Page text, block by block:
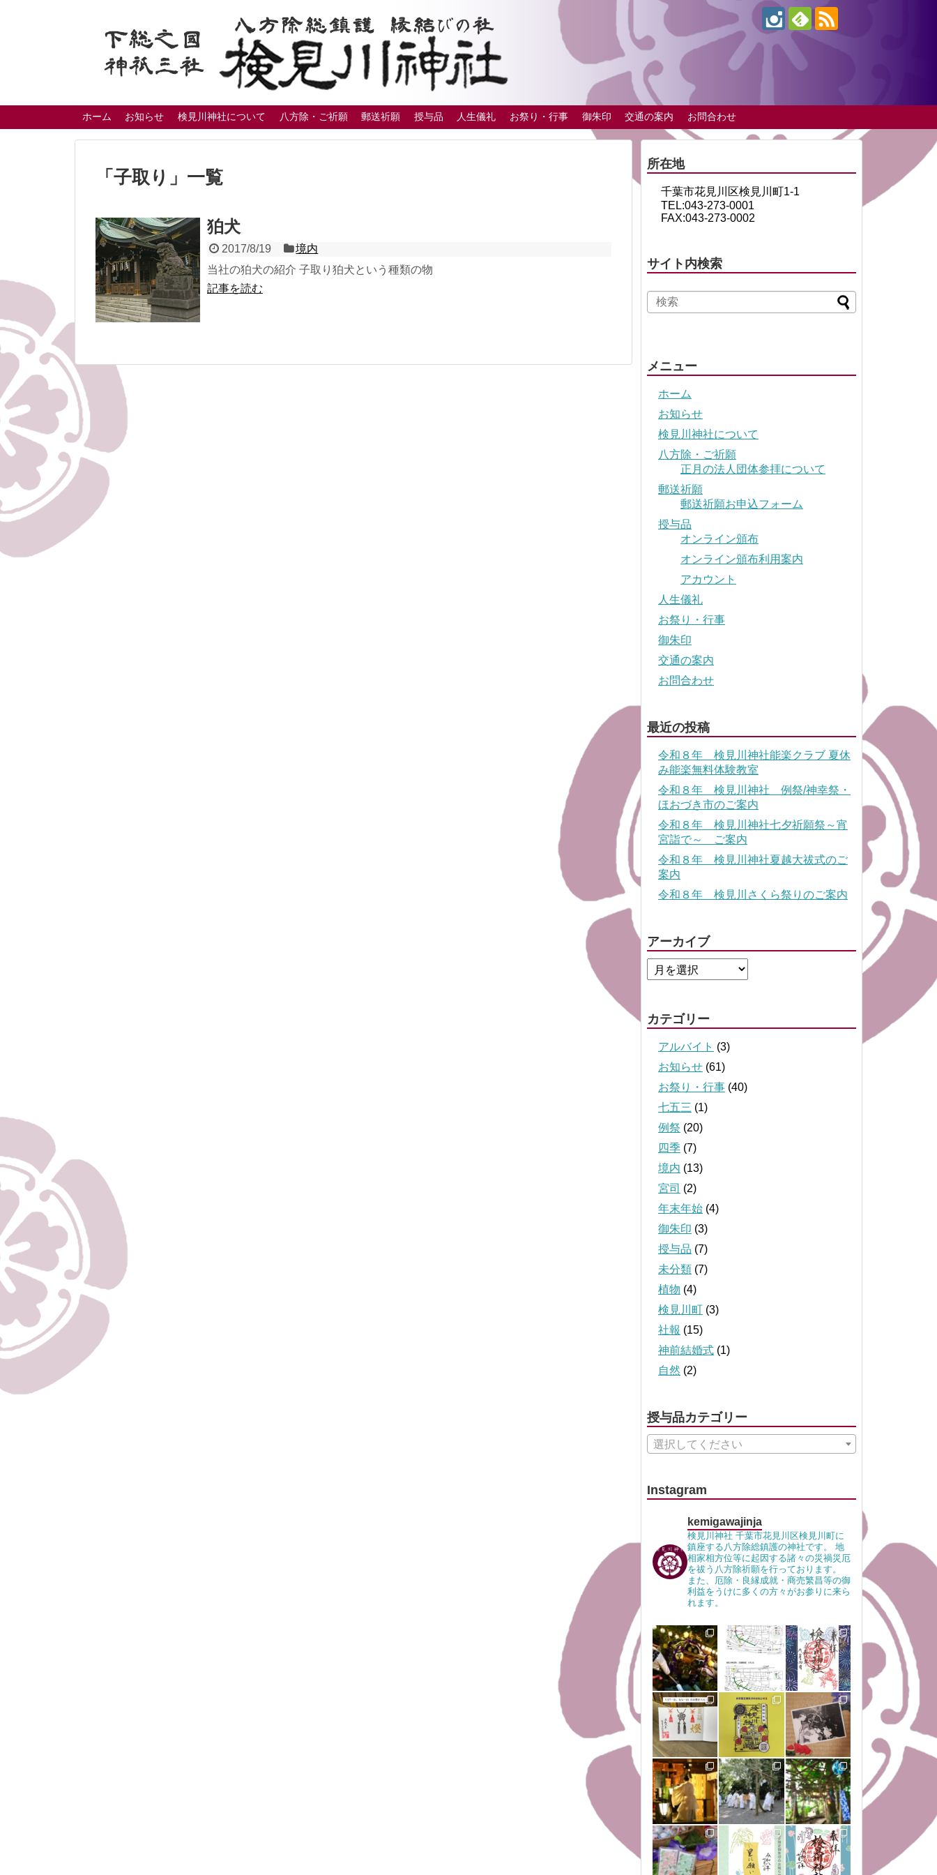
ホーム お知らせ 検見川神社について 八方除・ご祈願 郵送祈願 授与品 人生儀礼 お祭り・行事 御朱印 交通の案内 お問合わせ
「 子取り 」 一覧
狛犬
2017/8/19
境内
当社の狛犬の紹介 子取り狛犬という種類の物
記事を読む
所在地
千葉市花見川区検見川町1-1
TEL:043-273-0001
FAX:043-273-0002
サイト内検索
メニュー
ホーム
お知らせ
検見川神社について
八方除・ご祈願
正月の法人団体参拝について
郵送祈願
郵送祈願お申込フォーム
授与品
オンライン頒布
オンライン頒布利用案内
アカウント
人生儀礼
お祭り・行事
御朱印
交通の案内
お問合わせ
最近の投稿
令和８年 検見川神社能楽クラブ 夏休
み能楽無料体験教室
令和８年 検見川神社 例祭/神幸祭・
ほおづき市のご案内
令和８年 検見川神社七夕祈願祭～宵
宮詣で～ ご案内
令和８年 検見川神社夏越大祓式のご
案内
令和８年 検見川さくら祭りのご案内
アーカイブ
カテゴリー
アルバイト (3)
お知らせ (61)
お祭り・行事 (40)
七五三 (1)
例祭 (20)
四季 (7)
境内 (13)
宮司 (2)
年末年始 (4)
御朱印 (3)
授与品 (7)
未分類 (7)
植物 (4)
検見川町 (3)
社報 (15)
神前結婚式 (1)
自然 (2)
授与品カテゴリー
選択してください
Instagram
kemigawajinja
検見川神社 千葉市花見川区検見川町に
鎮座する八方除総鎮護の神社です。 地
相家相方位等に起因する諸々の災禍災厄
を祓う八方除祈願を行っております。
また、厄除・良縁成就・商売繁昌等の御
利益をうけに多くの方々がお参りに来ら
れます。